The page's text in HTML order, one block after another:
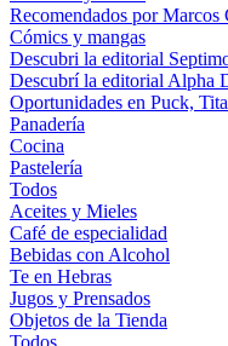
Recomendados por Marcos
Cómics y mangas
Descubri la editorial
Descubrí la editorial Alpha
Oportunidades en Puck,
Panadería
Cocina
Pastelería
Todos
Aceites y Mieles
Café de especialidad
Bebidas con Alcohol
Te en Hebras
Jugos y Prensados
Objetos de la Tienda
Todos